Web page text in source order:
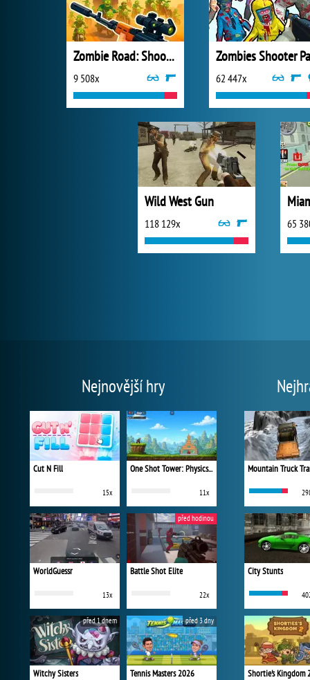
Zombie Road: Shooter with Destruction
9 508x 62 447x
Wild West Gun
118 129x 65
Nejnovější hry
Cut N Fill
15x
One Shot Tower: Physics Destroyer
11x
WorldGuessr
13x
Battle Shot Elite
22x
před hodinou
Witchy Sisters
před 1 dnem
Tennis Masters 2026
před 3 dny
Mountain Truck
City Stunts
Shortie's Kingdom